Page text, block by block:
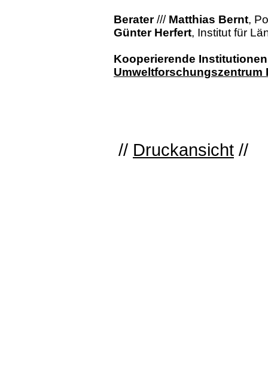
Berater/// Matthias Bernt,
Günter Herfert, Institut für
Kooperierende Institutionen
Umweltforschungszentrum
// Druckansicht //